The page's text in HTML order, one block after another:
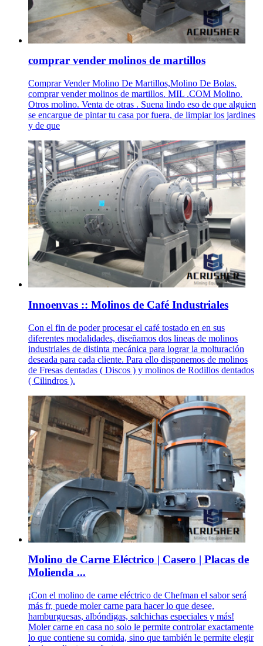
comprar vender molinos de martillos
Comprar Vender Molino De Martillos,Molino De Bolas.
comprar vender molinos de martillos. MIL .COM Molino.
Otros molino. Venta de otras . Suena lindo eso de que alguien
se encargue de pintar tu casa por fuera, de limpiar los jardines
y de que
Innoenvas :: Molinos de Café Industriales
Con el fin de poder procesar el café tostado en en sus
diferentes modalidades, diseñamos dos lineas de molinos
industriales de distinta mecánica para lograr la molturación
deseada para cada cliente. Para ello disponemos de molinos
de Fresas dentadas ( Discos ) y molinos de Rodillos dentados
( Cilindros ).
Molino de Carne Eléctrico | Casero | Placas de
Molienda ...
¡Con el molino de carne eléctrico de Chefman el sabor será
más fr, puede moler carne para hacer lo que desee,
hamburguesas, albóndigas, salchichas especiales y más!
Moler carne en casa no solo le permite controlar exactamente
lo que contiene su comida, sino que también le permite elegir